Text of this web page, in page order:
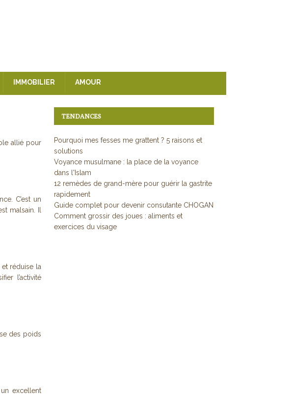
IMMOBILIER AMOUR
allié pour
C’est un
malsain. Il
et réduise la
l’activité
des poids
excellent
TENDANCES
Pourquoi mes fesses me grattent ? 5 raisons et
solutions
Voyance musulmane : la place de la voyance
dans l'Islam
12 remèdes de grand-mère pour guérir la gastrite
rapidement
Guide complet pour devenir consutante CHOGAN
Comment grossir des joues : aliments et
exercices du visage